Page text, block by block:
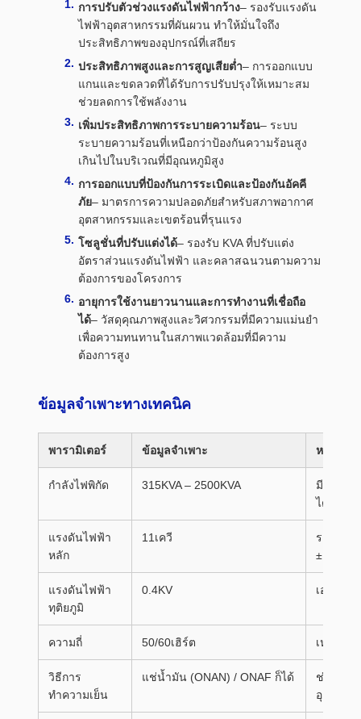
การปรับตัวช่วงแรงดันไฟฟ้ากว้าง– รองรับแรงดัน
ไฟฟ้าอุตสาหกรรมที่ผันผวน ทำให้มั่นใจถึง
ประสิทธิภาพของอุปกรณ์ที่เสถียร
ประสิทธิภาพสูงและการสูญเสียต่ำ– การออกแบบ
แกนและขดลวดที่ได้รับการปรับปรุงให้เหมาะสม
ช่วยลดการใช้พลังงาน
เพิ่มประสิทธิภาพการระบายความร้อน– ระบบ
ระบายความร้อนที่เหนือกว่าป้องกันความร้อนสูง
เกินไปในบริเวณที่มีอุณหภูมิสูง
การออกแบบที่ป้องกันการระเบิดและป้องกันอัคคี
ภัย– มาตรการความปลอดภัยสำหรับสภาพอากาศ
อุตสาหกรรมและเขตร้อนที่รุนแรง
โซลูชั่นที่ปรับแต่งได้– รองรับ KVA ที่ปรับแต่ง
อัตราส่วนแรงดันไฟฟ้า และคลาสฉนวนตามความ
ต้องการของโครงการ
อายุการใช้งานยาวนานและการทำงานที่เชื่อถือ
ได้– วัสดุคุณภาพสูงและวิศวกรรมที่มีความแม่นยำ
เพื่อความทนทานในสภาพแวดล้อมที่มีความ
ต้องการสูง
ข้อมูลจำเพาะทางเทคนิค
พารามิเตอร์ ข้อมูลจำเพาะ หมายเหตุ
กำลังไฟพิกัด 315KVA – 2500KVA
มีการให้
ได้
แรงดันไฟฟ้า
หลัก
11เควี
รองรับค
±10%
แรงดันไฟฟ้า
ทุติยภูมิ
0.4KV เอาต์พุต
ความถี่ 50/60เฮิร์ต เหมาะส
วิธีการ
ทำความเย็น
แช่น้ำมัน (ONAN) / ONAF ก็ได้
ช่วยให้มั่
อุณหภูมิ